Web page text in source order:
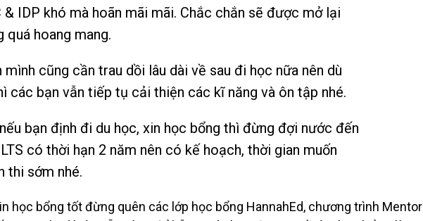
& IDP khó mà hoãn mãi mãi. Chắc chắn sẽ được mở lại
quá hoang mang.
mình cũng cần trau dồi lâu dài về sau đi học nữa nên dù
các bạn vẫn tiếp tụ cải thiện các kĩ năng và ôn tập nhé.
bạn định đi du học, xin học bổng thì đừng đợi nước đến
có thời hạn 2 năm nên có kế hoạch, thời gian muốn
thi sớm nhé.
học bổng tốt đừng quên các lớp học bổng HannahEd, chương trình Mentor